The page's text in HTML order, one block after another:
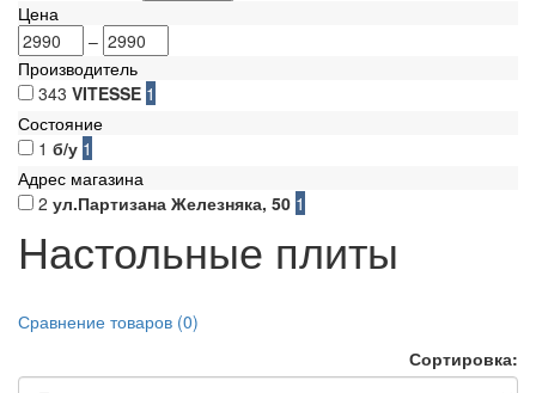
Цена
–
Производитель
343 VITESSE 1
Состояние
1 б/у 1
Адрес магазина
2 ул.Партизана Железняка, 50 1
Настольные плиты
Сравнение товаров (0)
Сортировка: